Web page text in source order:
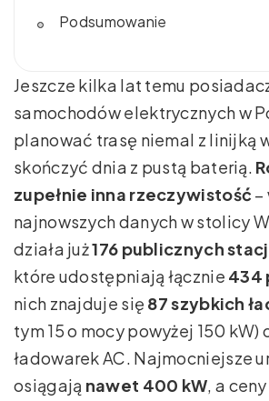
Podsumowanie
Jeszcze kilka lat temu
samochodów elektrycznych w
planować trasę niemal z linijką
skończyć dnia z pustą baterią.
zupełnie inna rzeczywistość –
najnowszych danych w stolicy
działa już176 publicznych
które udostępniają łącznie 434
nich znajduje się 87 szybkich
tym 15 o mocy powyżej 150 kW)
ładowarek AC. Najmocniejsze
osiągają nawet 400 kW, a